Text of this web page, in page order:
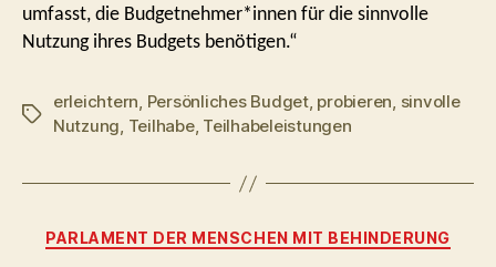
umfasst, die Budgetnehmer*innen für die sinnvolle
Nutzung ihres Budgets benötigen.“
Schlagwörter
erleichtern, Persönliches Budget, probieren, sinvolle
Nutzung, Teilhabe, Teilhabeleistungen
Kategorien
PARLAMENT DER MENSCHEN MIT BEHINDERUNG